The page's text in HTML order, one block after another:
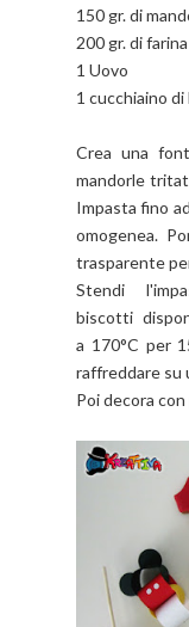
150 gr. di
200 gr. di farina
1 Uovo
1 cucchiaino
Crea una
mandorle
Impasta fino
omogenea.
trasparente
Stendi
biscotti
a 170°C per
raffreddare su
Poi decora